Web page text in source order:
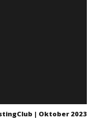
| Oktober 2023